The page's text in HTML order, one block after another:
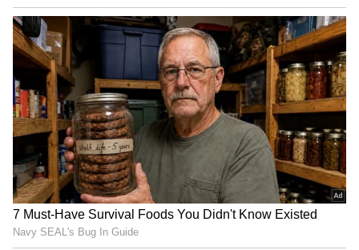
ABOUT THE AUTHOR
Haritha Chappa